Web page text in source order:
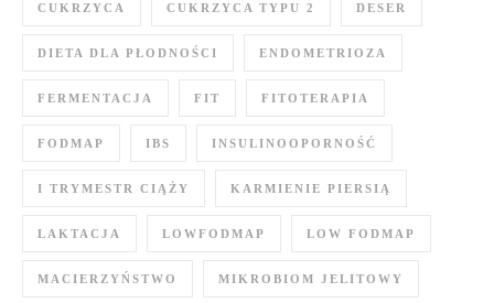
CUKRZYCA CUKRZYCA TYPU 2 DESER
DIETA DLA PŁODNOŚCI ENDOMETRIOZA
FERMENTACJA FIT FITOTERAPIA
FODMAP IBS INSULINOOPORNOŚĆ
I TRYMESTR CIĄŻY KARMIENIE PIERSIĄ
LAKTACJA LOWFODMAP LOW FODMAP
MACIERZYŃSTWO MIKROBIOM JELITOWY